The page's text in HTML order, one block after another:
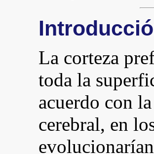
La corteza
toda la
acuerdo con
cerebral, en